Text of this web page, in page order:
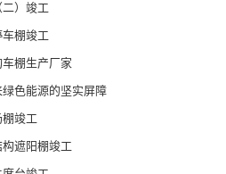
）竣工
棚竣工
棚生产厂家
色能源的坚实屏障
竣工
遮阳棚竣工